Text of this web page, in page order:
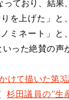
ており、結果、
を上げた」と、
ミネート」と、
いった絶賛の声
けて描いた第3
杉田議員の”生